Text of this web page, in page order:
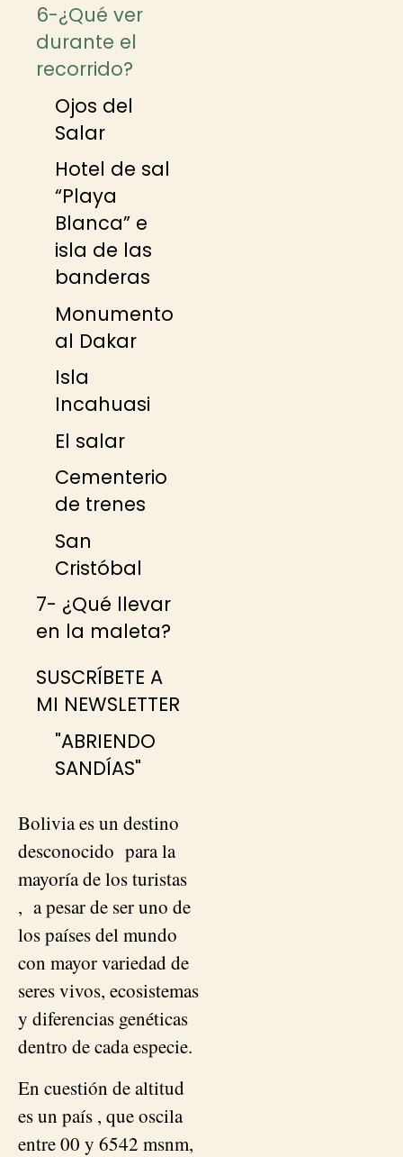
6-¿Qué ver
durante el
recorrido?
Ojos del
Salar
Hotel de sal
“Playa
Blanca” e
isla de las
banderas
Monumento
al Dakar
Isla
Incahuasi
El salar
Cementerio
de trenes
San
Cristóbal
7- ¿Qué llevar
en la maleta?
SUSCRÍBETE A
MI NEWSLETTER
"ABRIENDO
SANDÍAS"
Bolivia es un destino
desconocido para la
mayoría de los turistas
, a pesar de ser uno de
los países del mundo
con mayor variedad de
seres vivos, ecosistemas
y diferencias genéticas
dentro de cada especie.
En cuestión de altitud
es un país , que oscila
entre00 y 6542 msnm,